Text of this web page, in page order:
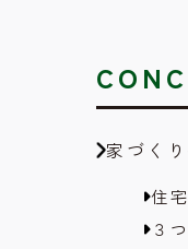
家づく
住
３